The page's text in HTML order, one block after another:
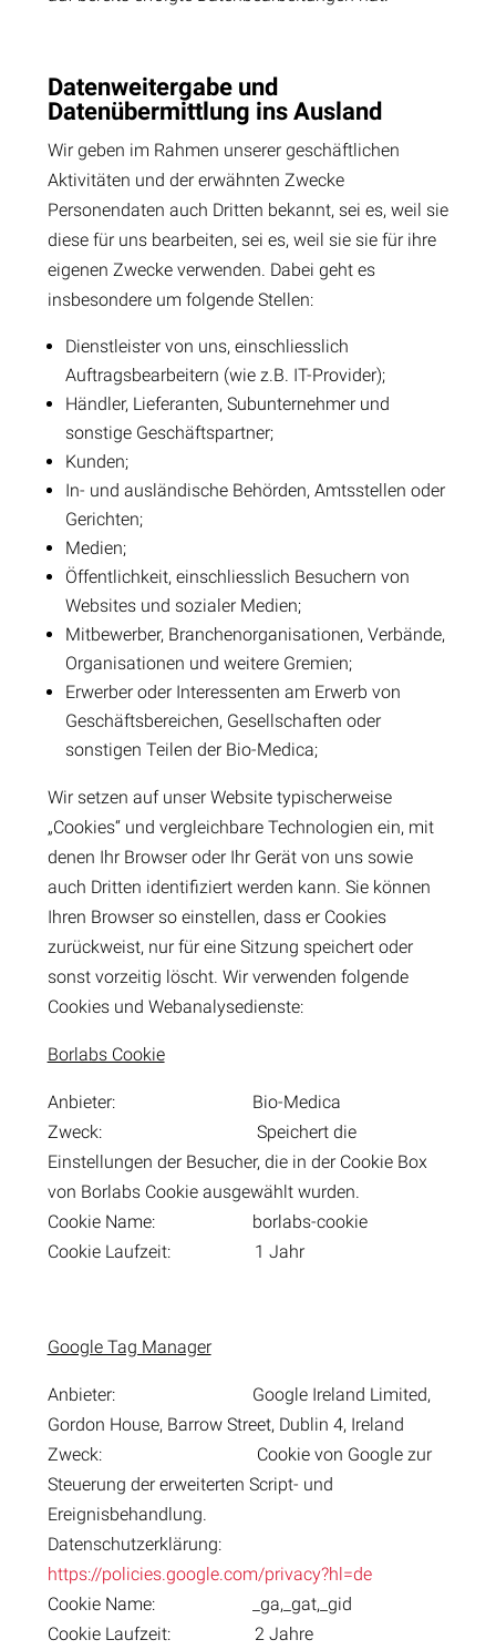
Datenweitergabe und
Datenübermittlung ins Ausland
Wir geben im Rahmen unserer geschäftlichen
Aktivitäten und der erwähnten Zwecke
Personendaten auch Dritten bekannt, sei es, weil sie
diese für uns bearbeiten, sei es, weil sie sie für ihre
eigenen Zwecke verwenden. Dabei geht es
insbesondere um folgende Stellen:
Dienstleister von uns, einschliesslich
Auftragsbearbeitern (wie z.B. IT-Provider);
Händler, Lieferanten, Subunternehmer und
sonstige Geschäftspartner;
Kunden;
In- und ausländische Behörden, Amtsstellen oder
Gerichten;
Medien;
Öffentlichkeit, einschliesslich Besuchern von
Websites und sozialer Medien;
Mitbewerber, Branchenorganisationen, Verbände,
Organisationen und weitere Gremien;
Erwerber oder Interessenten am Erwerb von
Geschäftsbereichen, Gesellschaften oder
sonstigen Teilen der Bio-Medica;
Wir setzen auf unser Website typischerweise
„Cookies“ und vergleichbare Technologien ein, mit
denen Ihr Browser oder Ihr Gerät von uns sowie
auch Dritten identifiziert werden kann. Sie können
Ihren Browser so einstellen, dass er Cookies
zurückweist, nur für eine Sitzung speichert oder
sonst vorzeitig löscht. Wir verwenden folgende
Cookies und Webanalysedienste:
Borlabs Cookie
Anbieter: Bio-Medica
Zweck: Speichert die
Einstellungen der Besucher, die in der Cookie Box
von Borlabs Cookie ausgewählt wurden.
Cookie Name: borlabs-cookie
Cookie Laufzeit: 1 Jahr
Google Tag Manager
Anbieter: Google Ireland Limited,
Gordon House, Barrow Street, Dublin 4, Ireland
Zweck: Cookie von Google zur
Steuerung der erweiterten Script- und
Ereignisbehandlung.
Datenschutzerklärung:
https://policies.google.com/privacy?hl=de
Cookie Name: _ga,_gat,_gid
Cookie Laufzeit: 2 Jahre